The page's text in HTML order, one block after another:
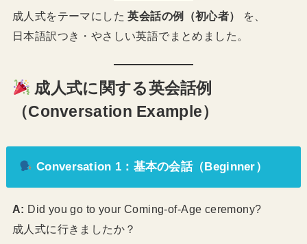
成人式をテーマにした英会話の例（初心者）
を、
日本語訳つき・やさしい英語でまとめました。
成人式に関する英会話例
（Conversation Example）
Conversation 1：基本の会話（Beginner）
A: Did you go to your Coming-of-Age ceremony?
成人式に行きましたか？